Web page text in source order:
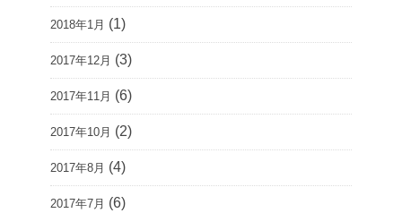
2018年1月 (1)
2017年12月 (3)
2017年11月 (6)
2017年10月 (2)
2017年8月 (4)
2017年7月 (6)